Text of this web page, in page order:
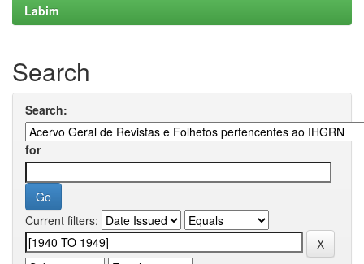
Labim
Search
Search:
for
Current filters: